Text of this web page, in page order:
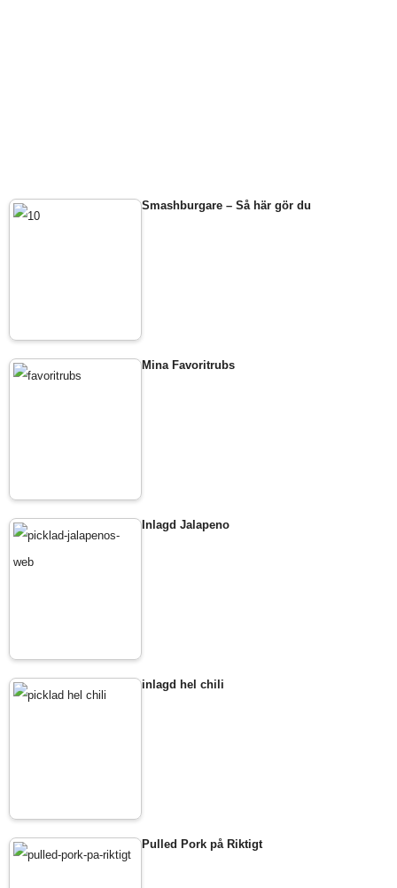
Smashburgare – Så här gör du
Mina Favoritrubs
Inlagd Jalapeno
inlagd hel chili
Pulled Pork på Riktigt